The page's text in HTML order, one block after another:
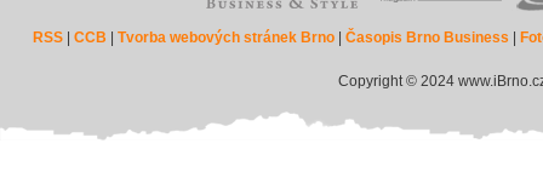
RSS |CCB |Tvorba webových stránek Brno |Časopis Brno Business
Copyright © 2024